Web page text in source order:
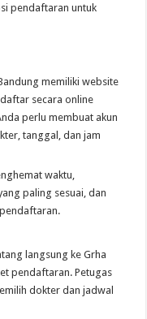
pendaftaran untuk
memiliki website
secara online
perlu membuat akun
tanggal, dan jam
waktu,
paling sesuai, dan
langsung ke Grha
pendaftaran. Petugas
dokter dan jadwal